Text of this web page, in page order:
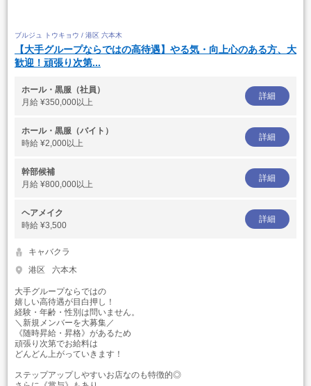
ブルジュ トウキョウ / 港区 六本木
【大手グループならではの高待遇】やる気・向上心のある方、大
歓迎！頑張り次第...
ホール・黒服（社員）
月給 ¥350,000以上
詳細
ホール・黒服（バイト）
時給 ¥2,000以上
詳細
幹部候補
月給 ¥800,000以上
詳細
ヘアメイク
時給 ¥3,500
詳細
キャバクラ
港区
六本木
大手グループならではの
嬉しい高待遇が目白押し！
経験・年齢・性別は問いません。
＼新規メンバーを大募集／
《随時昇給・昇格》があるため
頑張り次第でお給料は
どんどん上がっていきます！
ステップアップしやすいお店なのも特徴的◎